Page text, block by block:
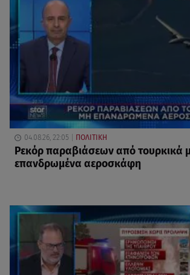
04.08.26, 22:05 ΠΟΛΙΤΙΚΗ
Ρεκόρ παραβιάσεων από τουρκικά
επανδρωμένα αεροσκάφη